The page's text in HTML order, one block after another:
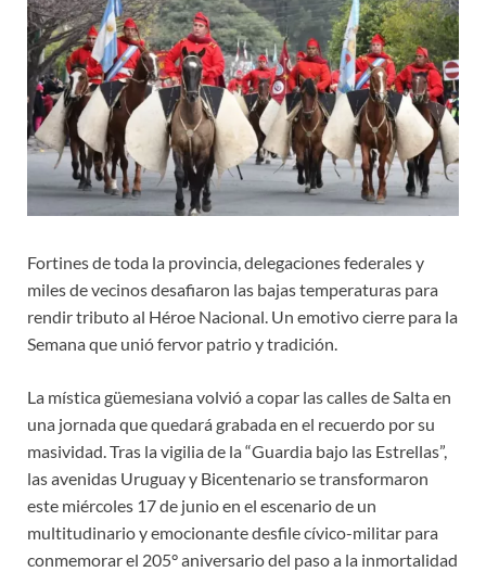
Fortines de toda la provincia, delegaciones federales y
miles de vecinos desafiaron las bajas temperaturas para
rendir tributo al Héroe Nacional. Un emotivo cierre para la
Semana que unió fervor patrio y tradición.
La mística güemesiana volvió a copar las calles de Salta en
una jornada que quedará grabada en el recuerdo por su
masividad. Tras la vigilia de la “Guardia bajo las Estrellas”,
las avenidas Uruguay y Bicentenario se transformaron
este miércoles 17 de junio en el escenario de un
multitudinario y emocionante desfile cívico-militar para
conmemorar el 205° aniversario del paso a la inmortalidad